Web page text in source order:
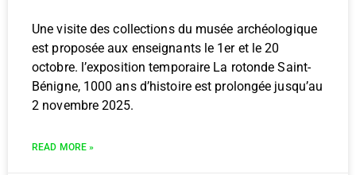
Une visite des collections du musée archéologique
est proposée aux enseignants le 1er et le 20
octobre. l’exposition temporaire La rotonde Saint-
Bénigne, 1000 ans d’histoire est prolongée jusqu’au
2 novembre 2025.
READ MORE »